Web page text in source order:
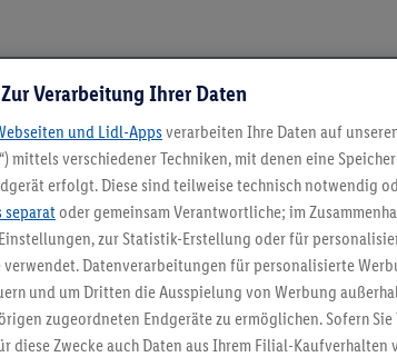
5.95 €
Jetzt zum
Gutschein
Verarbeitung Ihrer Daten
und Lidl-Apps verarbeiten Ihre Daten auf
mittels verschiedener Techniken, mit denen eine
erfolgt. Diese sind teilweise technisch notwendig
separat oder gemeinsam Verantwortliche; im
zur Statistik-Erstellung oder für
Datenverarbeitungen für personalisierte
und um Dritten die Ausspielung von Werbung
zugeordneten Endgeräte zu ermöglichen. Sofern
diese Zwecke auch Daten aus Ihrem Filial-Kaufverhalten